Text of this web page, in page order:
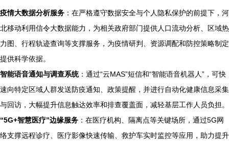
疫情大数据分析服务 ：在严格遵守数据安全与个人隐私保护的前提下，河
北移动利用信令大数据能力，为相关政府部门提供人口流动分析、区域热
力图、行程轨迹查询等支撑服务，为疫情研判、资源调配和防控策略制定
提供科学依据。
智能语音通知与调查系统：通过“云MAS”短信和“智能语音机器人”，可快
速向特定区域人群发送防疫通知、政策提醒，并进行自动化健康信息采集
与回访，大幅提升信息触达效率和排查覆盖面，减轻基层工作人员负担。
“5G+智慧医疗”边缘服务 ：在医疗机构、隔离点等关键场所，通过5G网
络支撑远程诊疗、医疗影像快速传输、救护车实时监控等应用，助力提升